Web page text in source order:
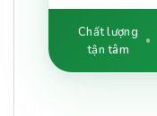
Chất lượng
tận tâm